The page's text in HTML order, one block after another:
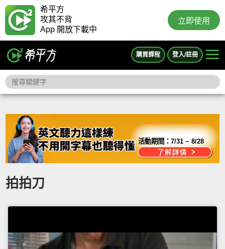
希平方
攻其不背
App 開放下載中
立即使用
購買課程 登入/註冊
活動期間：7/31 ~ 8/28
拍拍刀